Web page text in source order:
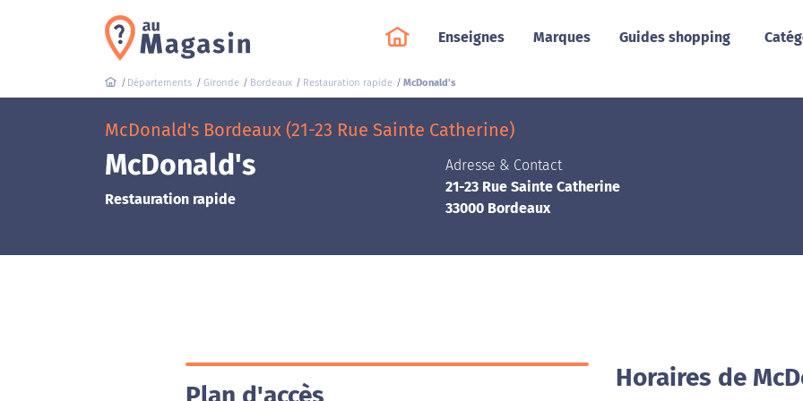
Enseignes Marques Guides shopping
Départements Gironde Bordeaux Restauration rapide McDonald's
McDonald's Bordeaux (21-23 Rue Sainte Catherine)
McDonald's
Restauration rapide
Adresse & Contact
21-23 Rue Sainte Catherine
33000 Bordeaux
Horaires de